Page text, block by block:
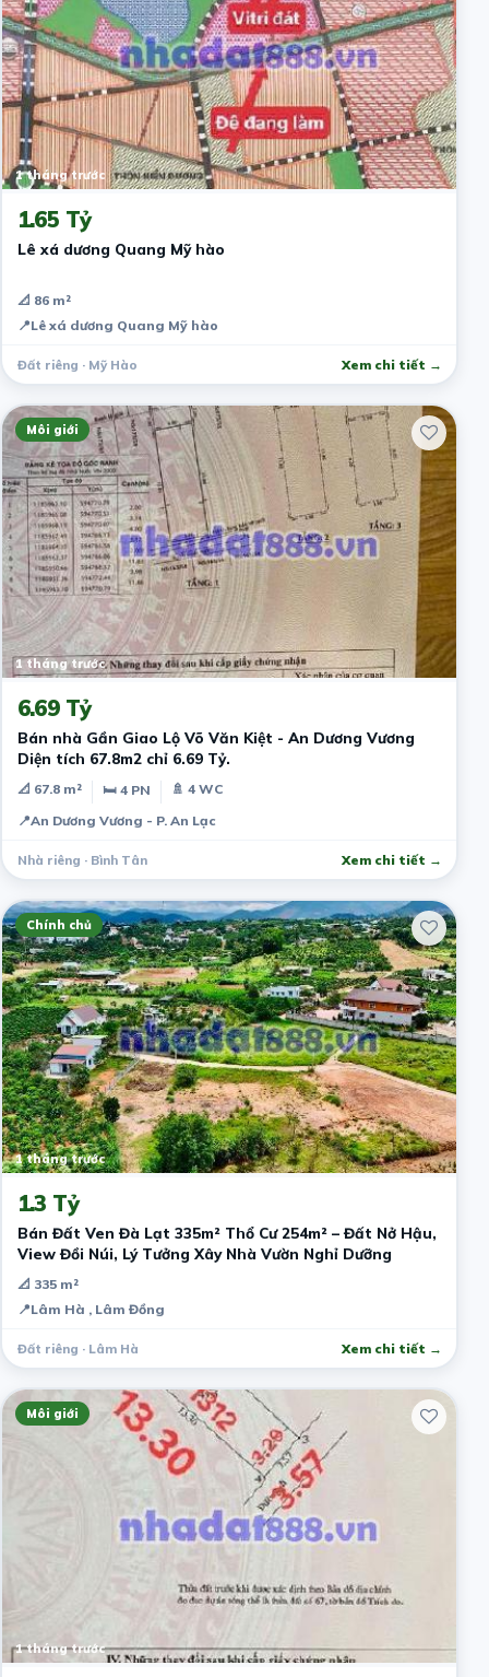
1 tháng trước
1.65 Tỷ
Lê xá dương Quang Mỹ hào
📐 86 m²
📍Lê xá dương Quang Mỹ hào
Đất riêng · Mỹ Hào Xem chi tiết →
Môi giới
1 tháng trước
6.69 Tỷ
Bán nhà Gần Giao Lộ Võ Văn Kiệt - An Dương Vương
Diện tích 67.8m2 chỉ 6.69 Tỷ.
📐 67.8 m² 🛏 4 PN
🚿 4 WC
📍An Dương Vương - P. An Lạc
Nhà riêng · Bình Tân Xem chi tiết →
Chính chủ
1 tháng trước
1.3 Tỷ
Bán Đất Ven Đà Lạt 335m² Thổ Cư 254m² – Đất Nở Hậu,
View Đồi Núi, Lý Tưởng Xây Nhà Vườn Nghỉ Dưỡng
📐 335 m²
📍Lâm Hà , Lâm Đồng
Đất riêng · Lâm Hà Xem chi tiết →
Môi giới
1 tháng trước